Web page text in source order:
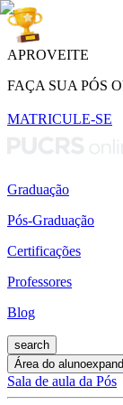
APROVEITE
FAÇA SUA PÓS
MATRICULE-SE
Graduação
Pós-Graduação
Certificações
Professores
Blog
search
Área do aluno
Sala de aula da Pós